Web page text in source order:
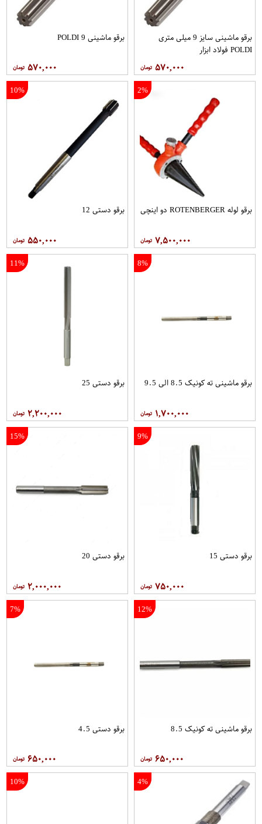
برقو ماشینی سایز 9 میلی متری
POLDI فولاد ابزار
۵۷۰,۰۰۰
برقو ماشینی 9 POLDI
۵۷۰,۰۰۰
2%
برقو لوله ROTENBERGER دو اینچی
۷,۵۰۰,۰۰۰
10%
برقو دستی 12
۵۵۰,۰۰۰
8%
برقو ماشینی ته کونیک 8.5 الی 9.5
۱,۷۰۰,۰۰۰
11%
برقو دستی 25
۲,۲۰۰,۰۰۰
9%
برقو دستی 15
۷۵۰,۰۰۰
15%
برقو دستی 20
۲,۰۰۰,۰۰۰
12%
برقو ماشینی ته کونیک 8.5
۶۵۰,۰۰۰
7%
برقو دستی 4.5
۶۵۰,۰۰۰
4%
10%